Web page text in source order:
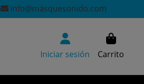
info@masquesonido.com
Iniciar sesión Carrito